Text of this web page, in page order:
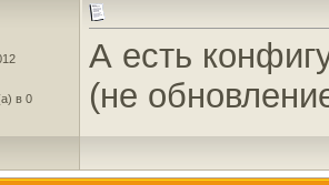
в 0
А есть
(не